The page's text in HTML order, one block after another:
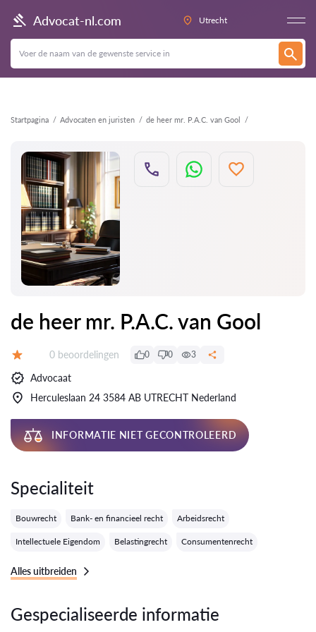
Advocat-nl.com Utrecht
Startpagina Advocaten en juristen de heer mr. P.A.C. van Gool
Terug
de heer mr. P.A.C. van Gool
Getuigenissen:
0 beoordelingen 0 0 3
Advocaat
Herculeslaan 24 3584 AB UTRECHT Nederland
INFORMATIE NIET GECONTROLEERD
Specialiteit
Bouwrecht Bank- en financieel recht Arbeidsrecht
Intellectuele Eigendom Belastingrecht Consumentenrecht
Alles uitbreiden
Gespecialiseerde informatie